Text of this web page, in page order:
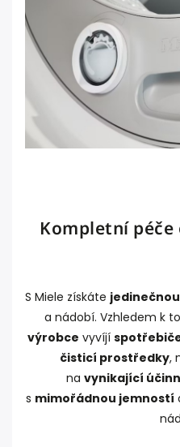
Kompletní
S Miele získáte jedinečnou
a nádobí. Vzhledem k
výrobce vyvíjí
čisticí prostředky,
na vynikající
s mimořádnou jemností